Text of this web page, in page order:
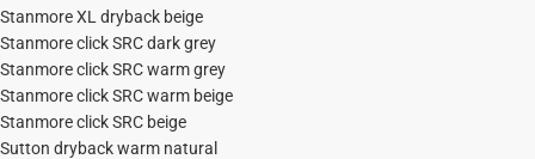
Stanmore XL dryback beige
Stanmore click SRC dark grey
Stanmore click SRC warm grey
Stanmore click SRC warm beige
Stanmore click SRC beige
Sutton dryback warm natural